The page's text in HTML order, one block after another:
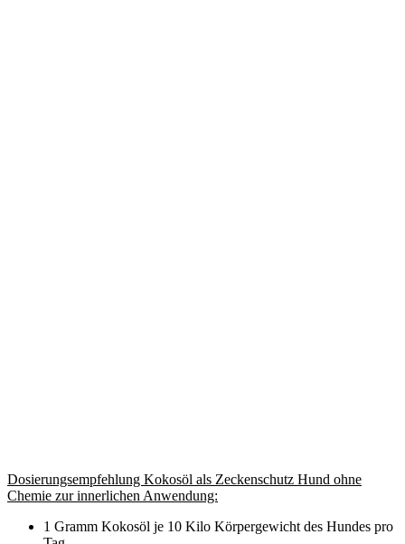
Dosierungsempfehlung Kokosöl als Zeckenschutz Hund ohne
Chemie zur innerlichen Anwendung:
1 Gramm Kokosöl je 10 Kilo Körpergewicht des Hundes pro